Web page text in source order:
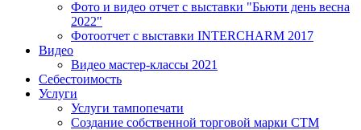
Фото и видео отчет с выставки "Бьюти день весна
2022"
Фотоотчет с выставки INTERCHARM 2017
Видео
Видео мастер-классы 2021
Себестоимость
Услуги
Услуги тампопечати
Создание собственной торговой марки СТМ